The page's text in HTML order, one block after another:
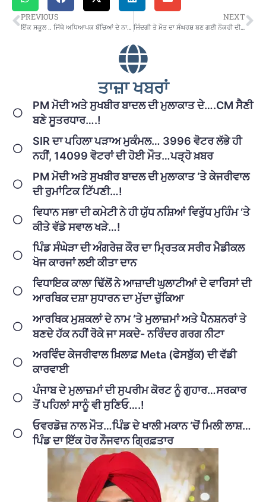
PREVIOUS
ਇੱਕ ਸਕੂਲ .. ਜਿੱਥੇ ਅਧਿਆਪਕ ਬੱਚਿਆਂ ਦੇ ਨਾਲ ਪਰਿੰਦਿਆਂ ਦਾ ਵੀ ਰੱਖਦੇ ਨੇ ਖ਼ਿਆਲ ..!
NEXT
ਜ਼ਿੰਦਗੀ ਤੇ ਮੌਤ ਦਾ ਸੰਘਰਸ਼ ਬਣ ਗਈ ਨੌਕਰੀ ਦੀ ਲੜਾਈ
ਤਾਜ਼ਾ ਖਬਰਾਂ
PM ਮੋਦੀ ਅਤੇ ਸੁਖਬੀਰ ਬਾਦਲ ਦੀ ਮੁਲਾਕਾਤ ਦੇ….CM ਸੈਣੀ
ਬਣੇ ਸੂਤਰਧਾਰ….!
SIR ਦਾ ਪਹਿਲਾ ਪੜਾਅ ਮੁਕੰਮਲ… 3996 ਵੋਟਰ ਲੱਭੇ ਹੀ
ਨਹੀਂ, 14099 ਵੋਟਰਾਂ ਦੀ ਹੋਈ ਮੌਤ…ਪੜ੍ਹੋ ਖ਼ਬਰ
PM ਮੋਦੀ ਅਤੇ ਸੁਖਬੀਰ ਬਾਦਲ ਦੀ ਮੁਲਾਕਾਤ ‘ਤੇ ਕੇਜਰੀਵਾਲ
ਦੀ ਰੁਮਾਂਟਿਕ ਟਿੱਪਣੀ…!
ਵਿਧਾਨ ਸਭਾ ਦੀ ਕਮੇਟੀ ਨੇ ਹੀ ਯੁੱਧ ਨਸ਼ਿਆਂ ਵਿਰੁੱਧ ਮੁਹਿੰਮ ‘ਤੇ
ਕੀਤੇ ਵੱਡੇ ਸਵਾਲ ਖੜੇ…!
ਪਿੰਡ ਸੰਘੇੜਾ ਦੀ ਅੰਗਰੇਜ਼ ਕੌਰ ਦਾ ਮ੍ਰਿਤਕ ਸਰੀਰ ਮੈਡੀਕਲ
ਖੋਜ ਕਾਰਜਾਂ ਲਈ ਕੀਤਾ ਦਾਨ
ਵਿਧਾਇਕ ਕਾਲਾ ਢਿੱਲੋਂ ਨੇ ਆਜ਼ਾਦੀ ਘੁਲਾਟੀਆਂ ਦੇ ਵਾਰਿਸਾਂ ਦੀ
ਆਰਥਿਕ ਦਸ਼ਾ ਸੁਧਾਰਨ ਦਾ ਮੁੱਦਾ ਚੁੱਕਿਆ
ਆਰਥਿਕ ਮੁਸ਼ਕਲਾਂ ਦੇ ਨਾਮ ‘ਤੇ ਮੁਲਾਜ਼ਮਾਂ ਅਤੇ ਪੈਨਸ਼ਨਰਾਂ ਤੇ
ਬਣਦੇ ਹੱਕ ਨਹੀਂ ਰੋਕੇ ਜਾ ਸਕਦੇ- ਨਰਿੰਦਰ ਗਰਗ ਨੀਟਾ
ਅਰਵਿੰਦ ਕੇਜਰੀਵਾਲ ਖ਼ਿਲਾਫ਼ Meta (ਫੇਸਬੁੱਕ) ਦੀ ਵੱਡੀ
ਕਾਰਵਾਈ
ਪੰਜਾਬ ਦੇ ਮੁਲਾਜ਼ਮਾਂ ਦੀ ਸੁਪਰੀਮ ਕੋਰਟ ਨੂੰ ਗੁਹਾਰ…ਸਰਕਾਰ
ਤੋਂ ਪਹਿਲਾਂ ਸਾਨੂੰ ਵੀ ਸੁਣਿਓ….!
ਓਵਰਡੋਜ਼ ਨਾਲ ਮੌਤ…ਪਿੰਡ ਦੇ ਖਾਲੀ ਮਕਾਨ ‘ਚੋਂ ਮਿਲੀ ਲਾਸ਼…
ਪਿੰਡ ਦਾ ਇੱਕ ਹੋਰ ਨੌਜਵਾਨ ਗ੍ਰਿਫ਼ਤਾਰ